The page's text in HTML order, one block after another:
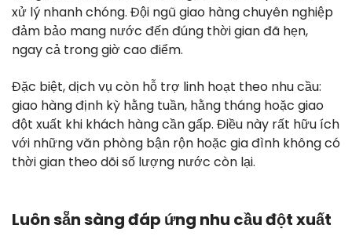
xử lý nhanh chóng. Đội ngũ giao hàng chuyên nghiệp
đảm bảo mang nước đến đúng thời gian đã hẹn,
ngay cả trong giờ cao điểm.
Đặc biệt, dịch vụ còn hỗ trợ linh hoạt theo nhu cầu:
giao hàng định kỳ hằng tuần, hằng tháng hoặc giao
đột xuất khi khách hàng cần gấp. Điều này rất hữu ích
với những văn phòng bận rộn hoặc gia đình không có
thời gian theo dõi số lượng nước còn lại.
Luôn sẵn sàng đáp ứng nhu cầu đột xuất